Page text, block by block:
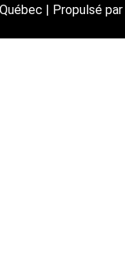
| Propulsé par